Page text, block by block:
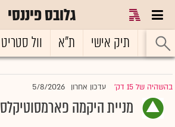
גלובס פיננסי
ראשי תיק אישי ת"א וול סטריט
בהשהיה של 15 דק' |עדכון אחרון 5/8/2026
מניית היקמה פארמסוטיקלס